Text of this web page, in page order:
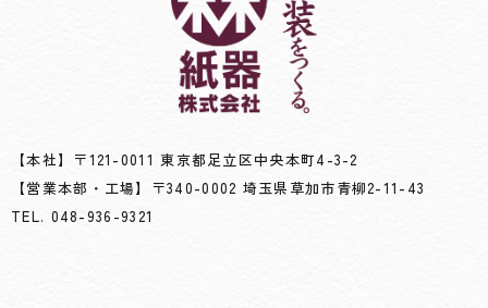
【本社】〒121-0011 東京都足立区中央本町4-3-2
【営業本部・工場】〒340-0002 埼玉県草加市青柳2-11-43
TEL. 048-936-9321